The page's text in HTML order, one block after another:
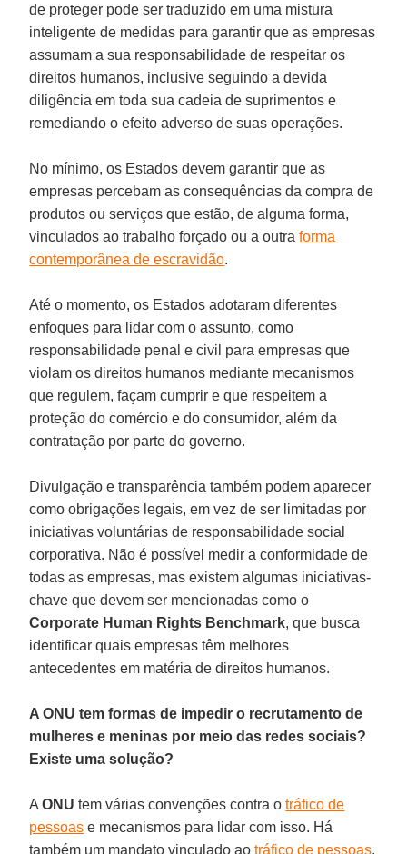
de proteger pode ser traduzido em uma mistura
inteligente de medidas para garantir que as empresas
assumam a sua responsabilidade de respeitar os
direitos humanos, inclusive seguindo a devida
diligência em toda sua cadeia de suprimentos e
remediando o efeito adverso de suas operações.
No mínimo, os Estados devem garantir que as
empresas percebam as consequências da compra de
produtos ou serviços que estão, de alguma forma,
vinculados ao trabalho forçado ou a outraforma
contemporânea de escravidão.
Até o momento, os Estados adotaram diferentes
enfoques para lidar com o assunto, como
responsabilidade penal e civil para empresas que
violam os direitos humanos mediante mecanismos
que regulem, façam cumprir e que respeitem a
proteção do comércio e do consumidor, além da
contratação por parte do governo.
Divulgação e transparência também podem aparecer
como obrigações legais, em vez de ser limitadas por
iniciativas voluntárias de responsabilidade social
corporativa. Não é possível medir a conformidade de
todas as empresas, mas existem algumas iniciativas-
chave que devem ser mencionadas como o
Corporate Human Rights Benchmark, que busca
identificar quais empresas têm melhores
antecedentes em matéria de direitos humanos.
A ONU tem formas de impedir o recrutamento de
mulheres e meninas por meio das redes sociais?
Existe uma solução?
AONU tem várias convenções contra otráfico de
pessoas e mecanismos para lidar com isso. Há
também um mandato vinculado aotráfico de pessoas,